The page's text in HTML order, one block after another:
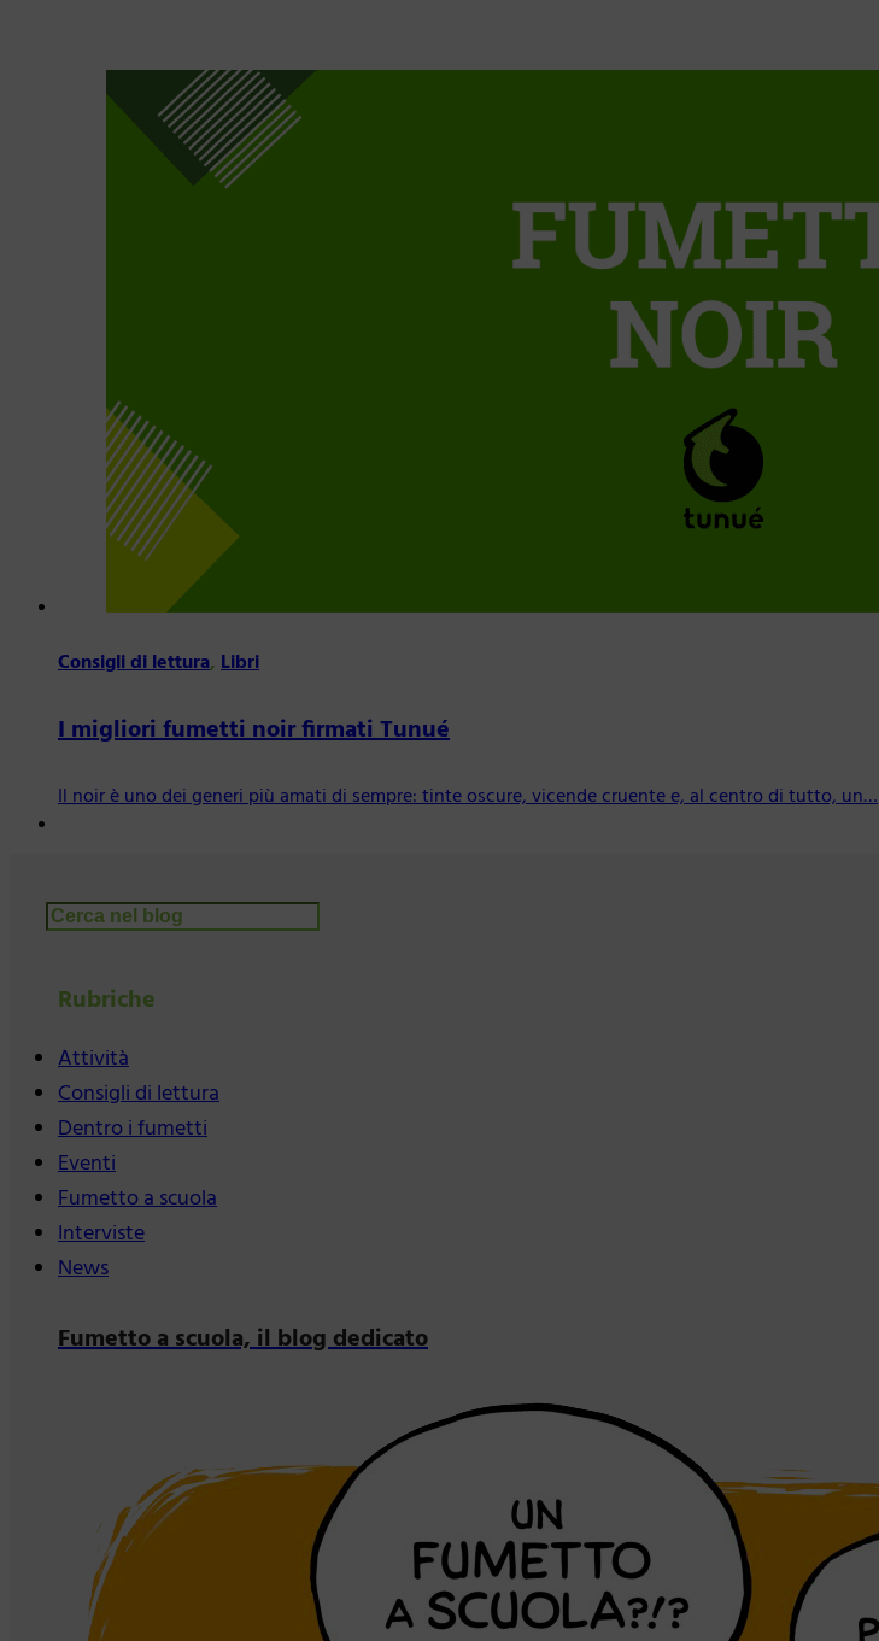
Consigli di lettura,Libri
I migliori fumetti noir firmati Tunué
Il noir è uno dei generi più amati di sempre: tinte oscure, vicende cruente e, al centro di tutto, un…
Cerca
Rubriche
Attività
Consigli di lettura
Dentro i fumetti
Eventi
Fumetto a scuola
Interviste
News
Fumetto a scuola, il blog dedicato